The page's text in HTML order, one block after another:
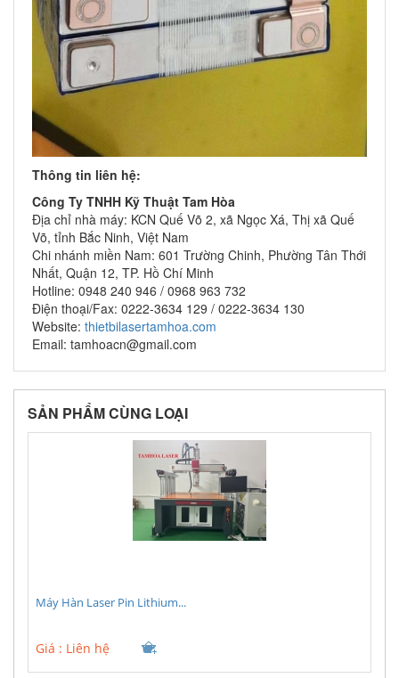
Thông tin liên hệ:
Công Ty TNHH Kỹ Thuật Tam Hòa
Địa chỉ nhà máy: KCN Quế Võ 2, xã Ngọc Xá, Thị xã Quế
Võ, tỉnh Bắc Ninh, Việt Nam
Chi nhánh miền Nam: 601 Trường Chinh, Phường Tân Thới
Nhất, Quận 12, TP. Hồ Chí Minh
Hotline: 0948 240 946 / 0968 963 732
Điện thoại/Fax: 0222-3634 129 / 0222-3634 130
Website: thietbilasertamhoa.com
Email: tamhoacn@gmail.com
SẢN PHẨM CÙNG LOẠI
Máy Hàn Laser Pin Lithium...
Giá : Liên hệ